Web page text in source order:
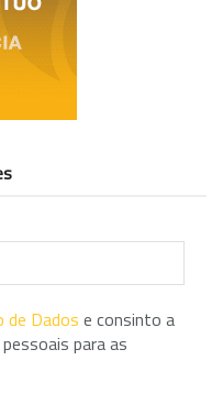
de Dados e consinto a
para as